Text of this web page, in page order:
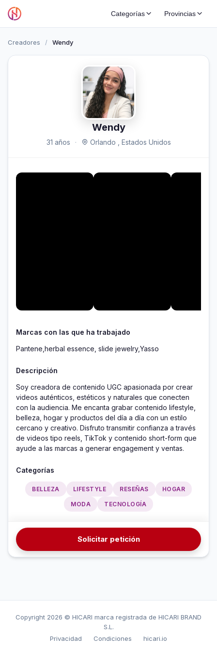
Categorías Provincias
Creadores / Wendy
Wendy
31 años · Orlando , Estados Unidos
Marcas con las que ha trabajado
Pantene,herbal essence, slide jewelry,Yasso
Descripción
Soy creadora de contenido UGC apasionada por crear
videos auténticos, estéticos y naturales que conecten
con la audiencia. Me encanta grabar contenido lifestyle,
belleza, hogar y productos del día a día con un estilo
cercano y creativo. Disfruto transmitir confianza a través
de videos tipo reels, TikTok y contenido short-form que
ayude a las marcas a generar engagement y ventas.
Categorías
BELLEZA LIFESTYLE RESEÑAS HOGAR
MODA TECNOLOGÍA
Solicitar petición
Copyright 2026 © HICARI marca registrada de HICARI BRAND
S.L.
Privacidad
Condiciones hicari.io